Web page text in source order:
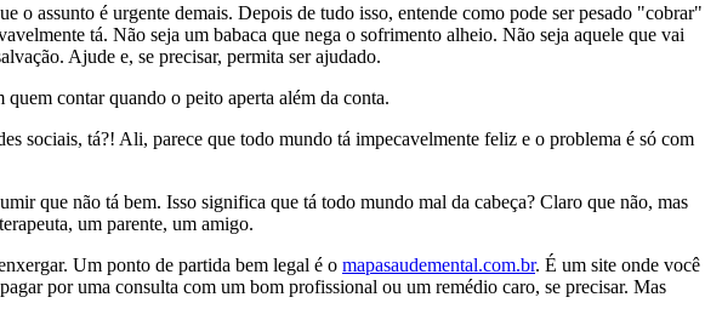
o assunto é urgente demais. Depois de tudo isso, entende como pode ser pesado "cobrar"
tá. Não seja um babaca que nega o sofrimento alheio. Não seja aquele que vai
Ajude e, se precisar, permita ser ajudado.
contar quando o peito aperta além da conta.
sociais, tá?! Ali, parece que todo mundo tá impecavelmente feliz e o problema é só com
que não tá bem. Isso significa que tá todo mundo mal da cabeça? Claro que não, mas
um parente, um amigo.
Um ponto de partida bem legal é o mapasaudemental.com.br. É um site onde você
por uma consulta com um bom profissional ou um remédio caro, se precisar. Mas